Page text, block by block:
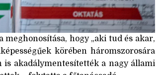
hogy „aki tud és akar,
körében háromszorosára
akadálymentesítették a nagy állami